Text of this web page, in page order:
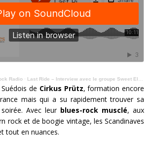
Radio · Last Ride – Interview avec le groupe Sweet Electric au Bully On Rocks 2025.
de Cirkus Prütz, formation encore
mais qui a su rapidement trouver sa
Avec leur blues-rock musclé, aux
rock et de boogie vintage, les Scandinaves
tout en nuances.